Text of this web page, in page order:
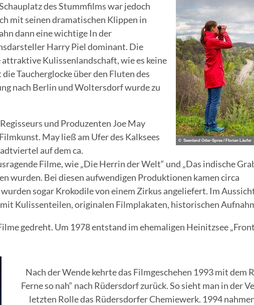
© Seenland Oder-Spree / Florian Läufer
des Stummfilms war jedoch
mit seinen dramatischen Klippen in
dann eine wichtige In der
Harry Piel dominant. Die
Kulissenlandschaft, wie es keine
Taucherglocke über den Fluten des
nach Berlin und Woltersdorf wurde zu
und Produzenten Joe May
May ließ am Ufer des Kalksees
auf dem ca.
Filme, wie „Die Herrin der Welt“ und „Das indische
wurden. Bei diesen aufwendigen Produktionen kamen circa
sogar Krokodile von einem Zirkus angeliefert. Im
Kulissenteilen, originalen Filmplakaten, historischen
gedreht. Um 1978 entstand im ehemaligen Heinitzsee
Nach der Wende kehrte das Filmgeschehen 1993 mit dem
Ferne so nah“ nach Rüdersdorf zurück. So sieht man in der
letzten Rolle das Rüdersdorfer Chemiewerk. 1994